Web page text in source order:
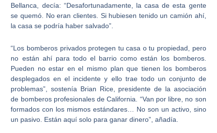
Bellanca, decía: “Desafortunadamente, la casa de esta gente
se quemó. No eran clientes. Si hubiesen tenido un camión ahí,
la casa se podría haber salvado”.
“Los bomberos privados protegen tu casa o tu propiedad, pero
no están ahí para todo el barrio como están los bomberos.
Pueden no estar en el mismo plan que tienen los bomberos
desplegados en el incidente y ello trae todo un conjunto de
problemas”, sostenía Brian Rice, presidente de la asociación
de bomberos profesionales de California. “Van por libre, no son
formados con los mismos estándares… No son un activo, sino
un pasivo. Están aquí solo para ganar dinero”, añadía.